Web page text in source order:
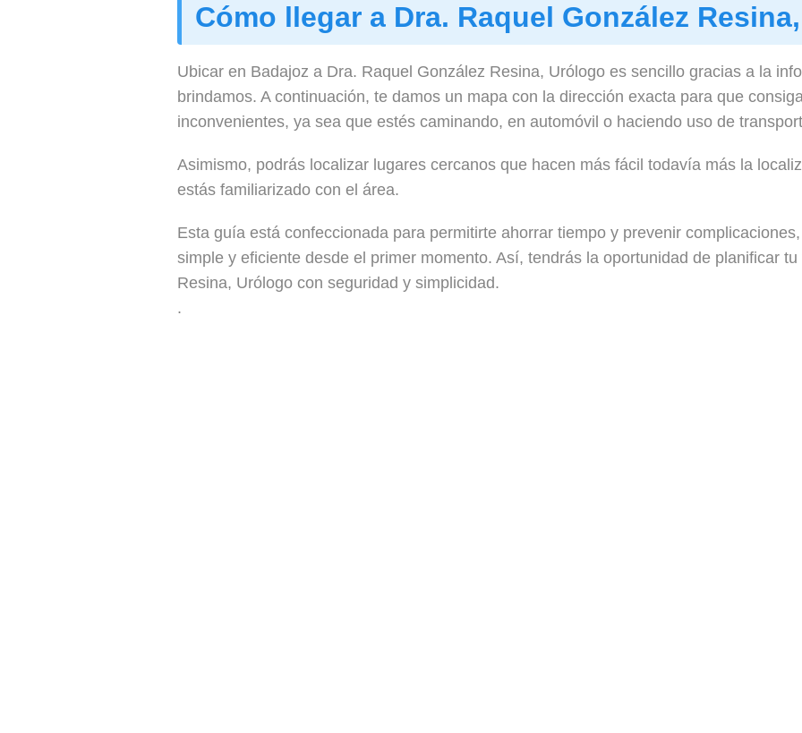
Cómo llegar a Dra. Raquel González
Ubicar en Badajoz a Dra. Raquel González Resina, Urólogo es sencillo gracias a la
brindamos. A continuación, te damos un mapa con la dirección exacta para que
inconvenientes, ya sea que estés caminando, en automóvil o haciendo uso de
Asimismo, podrás localizar lugares cercanos que hacen más fácil todavía más la
estás familiarizado con el área.
Esta guía está confeccionada para permitirte ahorrar tiempo y prevenir
simple y eficiente desde el primer momento. Así, tendrás la oportunidad de planificar
Resina, Urólogo con seguridad y simplicidad.
.